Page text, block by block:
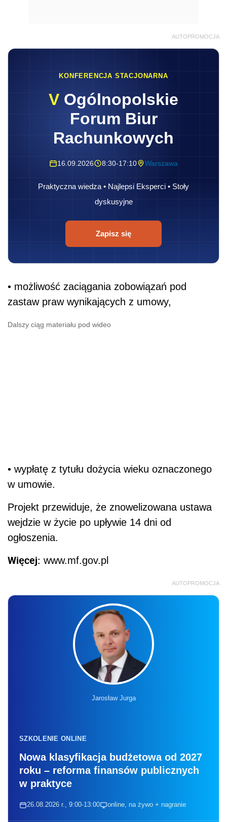
AUTOPROMOCJA
KONFERENCJA STACJONARNA
V Ogólnopolskie
Forum Biur
Rachunkowych
16.09.2026 8:30-17:10 Warszawa
Praktyczna wiedza • Najlepsi Eksperci • Stoły
dyskusyjne
Zapisz się
• możliwość zaciągania zobowiązań pod
zastaw praw wynikających z umowy,
Dalszy ciąg materiału pod wideo
• wypłatę z tytułu dożycia wieku oznaczonego
w umowie.
Projekt przewiduje, że znowelizowana ustawa
wejdzie w życie po upływie 14 dni od
ogłoszenia.
Więcej: www.mf.gov.pl
AUTOPROMOCJA
Jarosław Jurga
SZKOLENIE ONLINE
Nowa klasyfikacja budżetowa od 2027
roku – reforma finansów publicznych
w praktyce
26.08.2026 r., 9:00-13:00 online, na żywo + nagranie